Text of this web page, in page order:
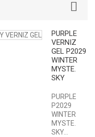
PURPLE
VERNIZ
GEL P2029
WINTER
MYSTE.
SKY
PURPLE
P2029
WINTER
MYSTE.
SKY...